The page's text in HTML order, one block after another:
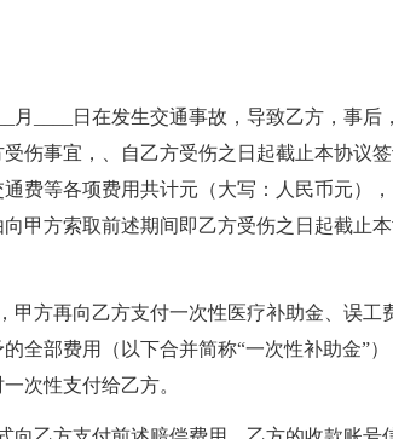
____日在发生交通事故，导致乙方，事后
伤事宜，、自乙方受伤之日起截止本协议
费等各项费用共计元（大写：人民币元）
甲方索取前述期间即乙方受伤之日起截止
方再向乙方支付一次性医疗补助金、误工
全部费用（以下合并简称“一次性补助金”
次性支付给乙方。